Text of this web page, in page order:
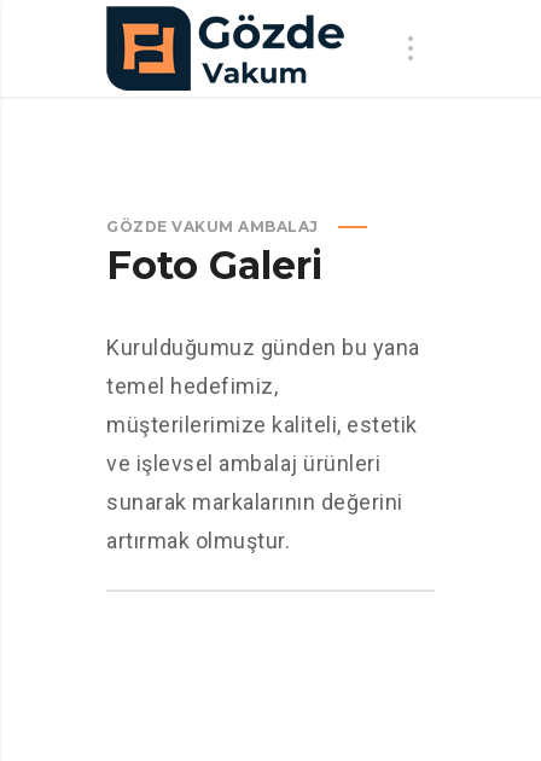
GÖZDE VAKUM AMBALAJ
Foto Galeri
Kurulduğumuz günden bu yana
temel hedefimiz,
müşterilerimize kaliteli, estetik
ve işlevsel ambalaj ürünleri
sunarak markalarının değerini
artırmak olmuştur.